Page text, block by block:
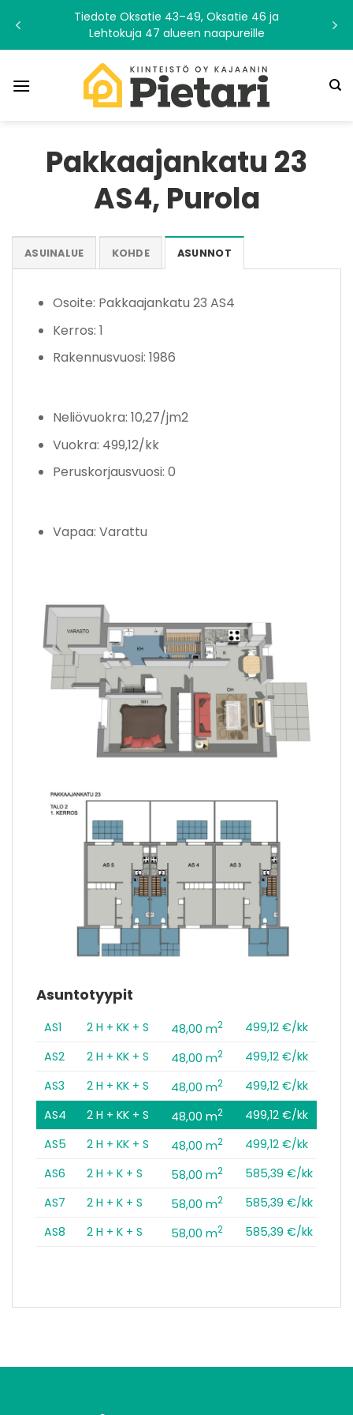
content
Tiedote Oksatie 43–49, Oksatie 46 ja
Lehtokuja 47 alueen naapureille
Pakkaajankatu 23
AS4, Purola
ASUINALUE KOHDE ASUNNOT
Asuntotyypit
AS1 2 H + KK + S 48,00 m2
499,12 €/kk
AS2
2 H + KK + S 48,00 m2
499,12 €/kk
AS3
2 H + KK + S 48,00 m2
499,12 €/kk
AS4
2 H + KK + S 48,00 m2
499,12 €/kk
AS5
2 H + KK + S 48,00 m2
499,12 €/kk
AS6
2 H + K + S 58,00 m2
585,39 €/kk
AS7
2 H + K + S 58,00 m2
585,39 €/kk
AS8
2 H + K + S 58,00 m2 585,39 €/kk
Osoite: Pakkaajankatu 23 AS4
Kerros: 1
Rakennusvuosi: 1986
Neliövuokra: 10,27/jm2
Vuokra: 499,12/kk
Peruskorjausvuosi: 0
Vapaa: Varattu